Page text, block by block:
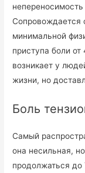
Сопровождается
минимальной
приступа боли
возникает у
жизни, но
Боль
Самый
она несильная,
продолжаться